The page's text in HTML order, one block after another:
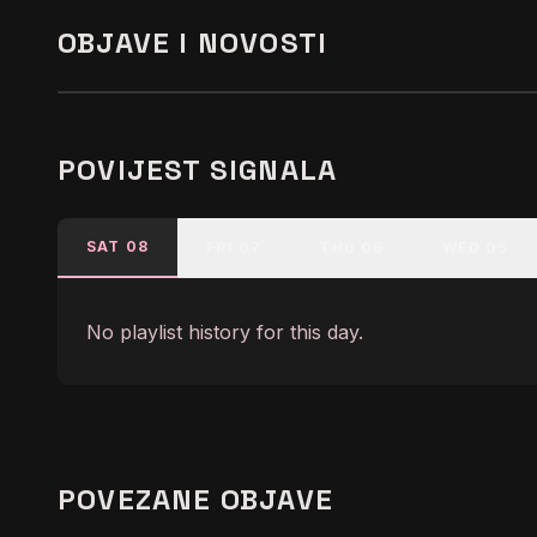
OBJAVE I NOVOSTI
Radio IN
POVIJEST SIGNALA
SAT 08
No playlist history for this day.
POVEZANE OBJAVE